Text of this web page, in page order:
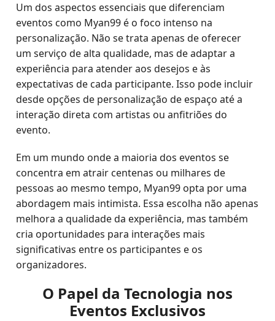
Um dos aspectos essenciais que diferenciam
eventos como Myan99 é o foco intenso na
personalização. Não se trata apenas de oferecer
um serviço de alta qualidade, mas de adaptar a
experiência para atender aos desejos e às
expectativas de cada participante. Isso pode incluir
desde opções de personalização de espaço até a
interação direta com artistas ou anfitriões do
evento.
Em um mundo onde a maioria dos eventos se
concentra em atrair centenas ou milhares de
pessoas ao mesmo tempo, Myan99 opta por uma
abordagem mais intimista. Essa escolha não apenas
melhora a qualidade da experiência, mas também
cria oportunidades para interações mais
significativas entre os participantes e os
organizadores.
O Papel da Tecnologia nos
Eventos Exclusivos